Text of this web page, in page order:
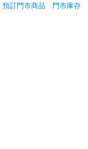
猶豫期（含例假
預訂門市商品
門市庫存